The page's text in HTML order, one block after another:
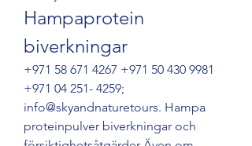
Hampaprotein
biverkningar
+971 58 671 4267 +971 50 430 9981
+971 04 251- 4259;
info@skyandnaturetours. Hampa
proteinpulver biverkningar och